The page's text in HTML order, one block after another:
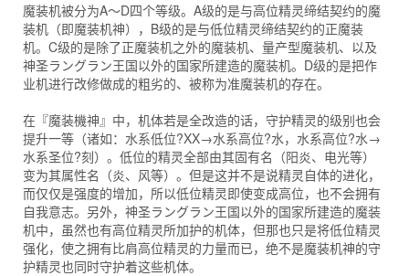
魔装机被分为A～D四个等级。A级的是与高位精灵缔结契约的魔
装机（即魔装机神），B级的是与低位精灵缔结契约的正魔装
机。C级的是除了正魔装机之外的魔装机、量产型魔装机、以及
神圣ラングラン王国以外的国家所建造的魔装机。D级的是把作
业机进行改修做成的粗劣的、被称为准魔装机的存在。
在『魔装機神』中，机体若是全改造的话，守护精灵的级别也会
提升一等（诸如：水系低位?XX→水系高位?水，水系高位?水→
水系圣位?刻）。低位的精灵全部由其固有名（阳炎、电光等）
变为其属性名（炎、风等）。但是这并不是说精灵自体的进化，
而仅仅是强度的增加，所以低位精灵即使变成高位，也不会拥有
自我意志。另外，神圣ラングラン王国以外的国家所建造的魔装
机中，虽然也有高位精灵所加护的机体，但那也只是将低位精灵
强化，使之拥有比肩高位精灵的力量而已，绝不是魔装机神的守
护精灵也同时守护着这些机体。